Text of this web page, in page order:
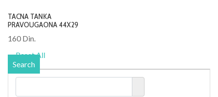
TACNA TANKA
PRAVOUGAONA 44X29
160 Din.
Reset All
Search